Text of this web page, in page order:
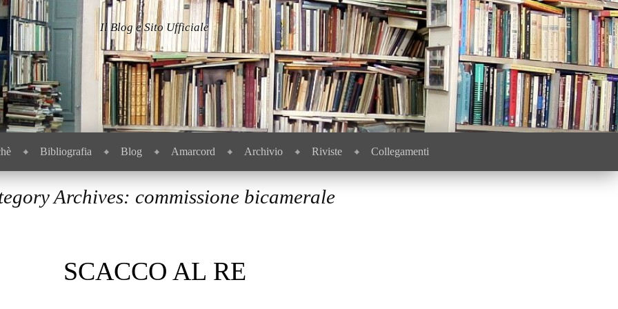
Il Blog e Sito Ufficiale
Bibliografia Blog Amarcord Archivio Riviste Collegamenti
Archives: commissione bicamerale
SCACCO AL RE